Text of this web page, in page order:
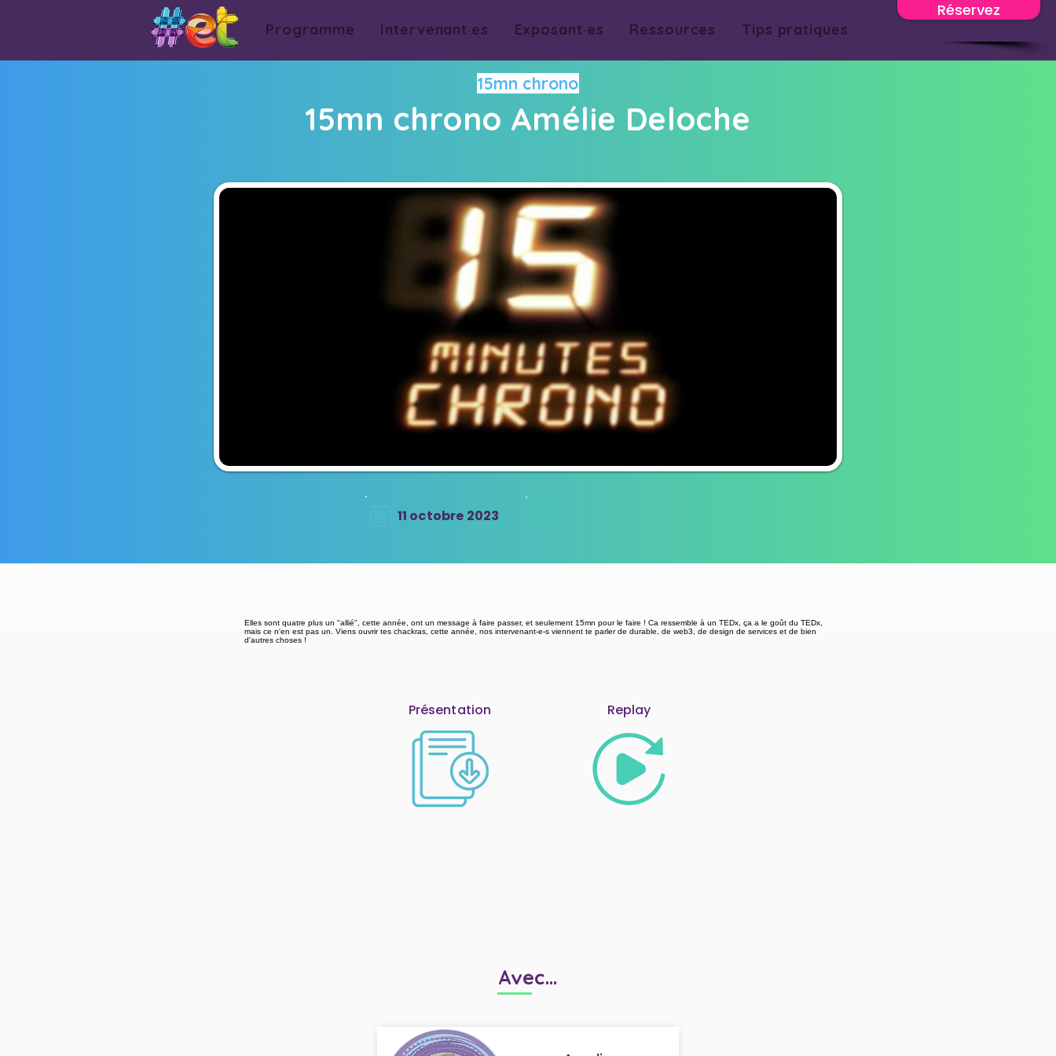
Réservez
Programme Intervenant·es Exposant·es Ressources Tips pratiques
15mn chrono
15mn chrono Amélie Deloche
11 octobre 2023
Elles sont quatre plus un "allié", cette année, ont un message à faire passer, et seulement 15mn pour le faire ! Ca ressemble à un TEDx, ça a le goût du TEDx,
mais ce n'en est pas un. Viens ouvrir tes chackras, cette année, nos intervenant-e-s viennent te parler de durable, de web3, de design de services et de bien
d'autres choses !
Présentation Replay
Avec...